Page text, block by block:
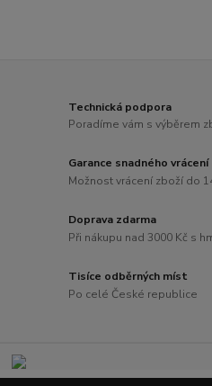
Technická podpora
Poradíme vám s výběrem
Garance snadného vrácení
Možnost vrácení zboží do
Doprava zdarma
Při nákupu nad 3000 Kč s
Tisíce odběrných míst
Po celé České republice